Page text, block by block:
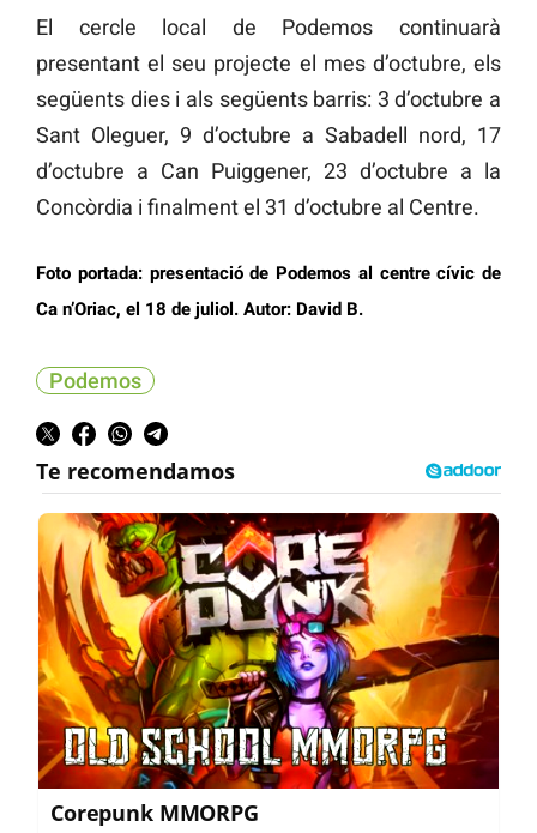
El cercle local de Podemos continuarà
presentant el seu projecte el mes d’octubre, els
següents dies i als següents barris: 3 d’octubre a
Sant Oleguer, 9 d’octubre a Sabadell nord, 17
d’octubre a Can Puiggener, 23 d’octubre a la
Concòrdia i finalment el 31 d’octubre al Centre.
Foto portada: presentació de Podemos al centre cívic de
Ca n’Oriac, el 18 de juliol. Autor: David B.
Podemos
Corepunk MMORPG